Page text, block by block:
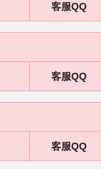
客服QQ
客服QQ
客服QQ